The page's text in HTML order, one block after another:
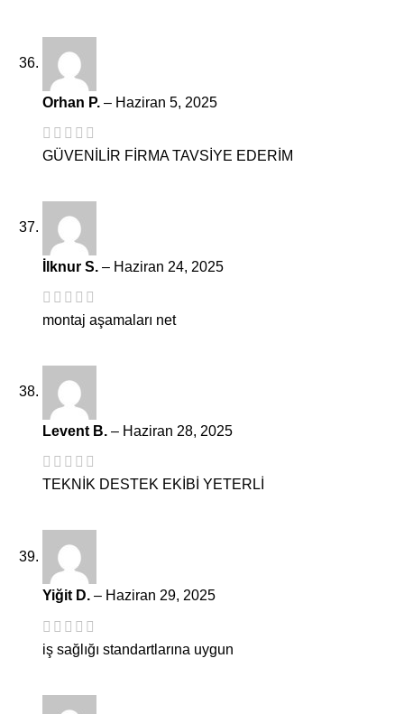
Orhan P. – Haziran 5, 2025
GÜVENİLİR FİRMA TAVSİYE EDERİM
İlknur S. – Haziran 24, 2025
montaj aşamaları net
Levent B. – Haziran 28, 2025
TEKNİK DESTEK EKİBİ YETERLİ
Yiğit D. – Haziran 29, 2025
iş sağlığı standartlarına uygun